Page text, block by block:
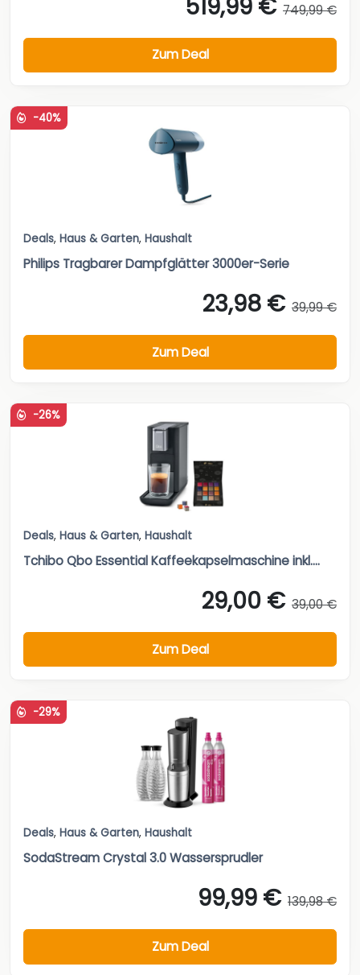
519,99 € 749,99 €
Zum Deal
-40%
Deals, Haus & Garten, Haushalt
Philips Tragbarer Dampfglätter 3000er-Serie
23,98 € 39,99 €
Zum Deal
-26%
Deals, Haus & Garten, Haushalt
Tchibo Qbo Essential Kaffeekapselmaschine inkl....
29,00 € 39,00 €
Zum Deal
-29%
Deals, Haus & Garten, Haushalt
SodaStream Crystal 3.0 Wassersprudler
99,99 € 139,98 €
Zum Deal